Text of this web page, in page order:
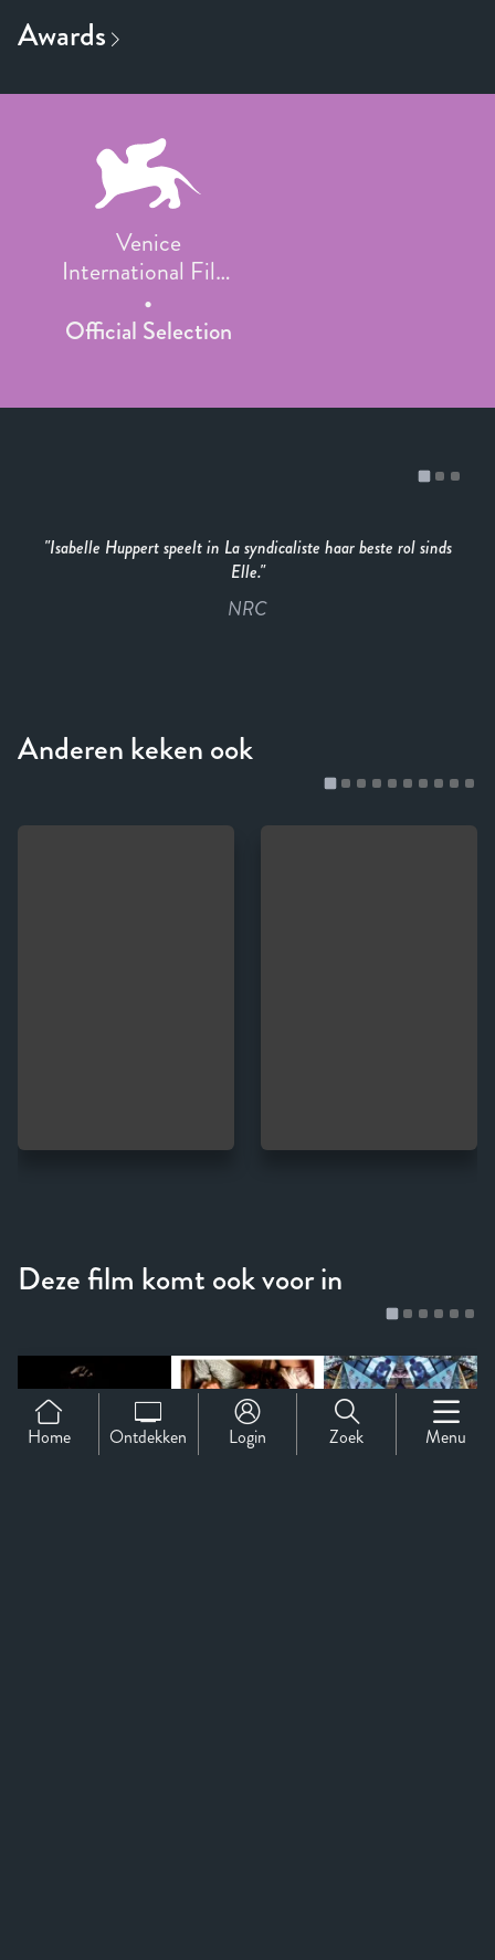
Venice
International Film
Festival
Official Selection
Isabelle Huppert speelt in La syndicaliste haar beste rol sinds
Elle.
NRC
Home Ontdekken Login Zoek Menu